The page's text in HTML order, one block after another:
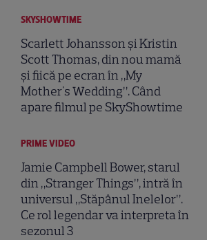
SKYSHOWTIME
Scarlett Johansson și Kristin
Scott Thomas, din nou mamă
și fiică pe ecran în „My
Mother's Wedding”. Când
apare filmul pe SkyShowtime
PRIME VIDEO
Jamie Campbell Bower, starul
din „Stranger Things”, intră în
universul „Stăpânul Inelelor”.
Ce rol legendar va interpreta în
sezonul 3